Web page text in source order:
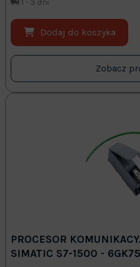
Dodaj do koszyka
Zobacz
PROCESOR
SIMATIC S7-1500 -